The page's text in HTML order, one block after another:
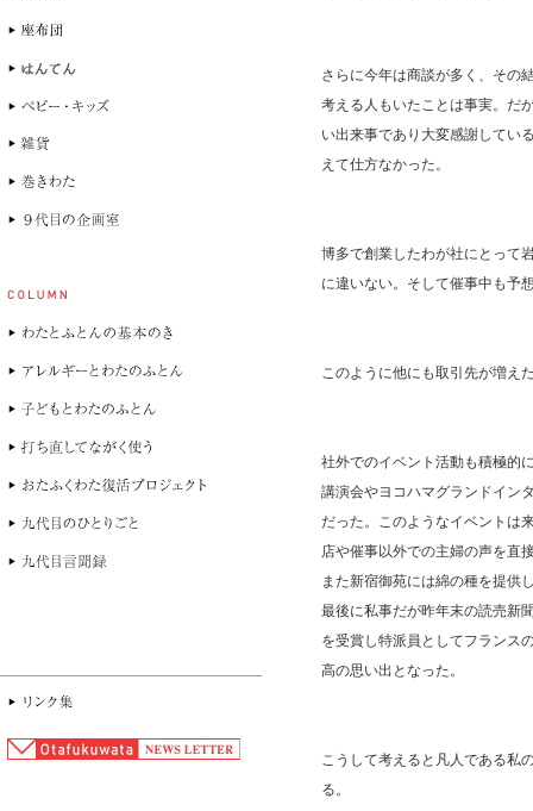
さらに今年は商談が多く、その
考える人もいたことは事実。だ
い出来事であり大変感謝してい
えて仕方なかった。
博多で創業したわが社にとって
に違いない。そして催事中も予
このように他にも取引先が増え
社外でのイベント活動も積極的
講演会やヨコハマグランドイン
だった。このようなイベントは
店や催事以外での主婦の声を直
また新宿御苑には綿の種を提供
最後に私事だが昨年末の読売新
を受賞し特派員としてフランス
高の思い出となった。
こうして考えると凡人である私
る。